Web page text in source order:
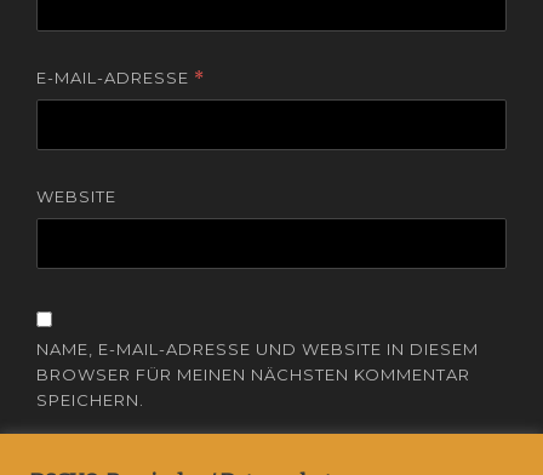
E-MAIL-ADRESSE *
WEBSITE
NAME, E-MAIL-ADRESSE UND WEBSITE IN DIESEM
BROWSER FÜR MEINEN NÄCHSTEN KOMMENTAR
SPEICHERN.